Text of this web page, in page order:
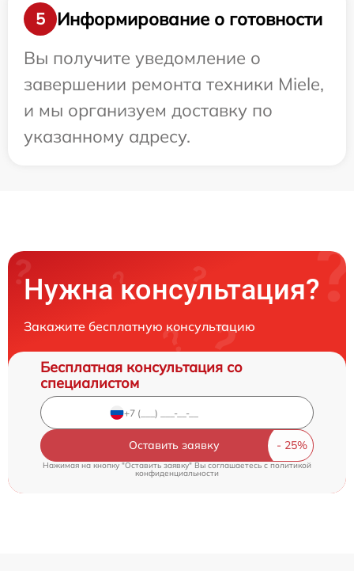
5
Информирование о готовности
Вы получите уведомление о
завершении ремонта техники Miele,
и мы организуем доставку по
указанному адресу.
Нужна консультация?
Закажите бесплатную консультацию
Бесплатная консультация со
специалистом
Оставить заявку
Нажимая на кнопку "Оставить заявку" Вы соглашаетесь cполитикой
конфиденциальности